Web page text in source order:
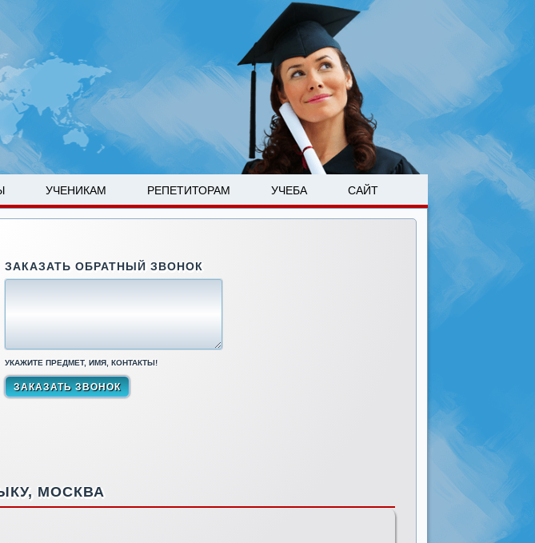
УЧЕНИКАМ РЕПЕТИТОРАМ УЧЕБА САЙТ
ЗАКАЗАТЬ ОБРАТНЫЙ ЗВОНОК
УКАЖИТЕ ПРЕДМЕТ, ИМЯ, КОНТАКТЫ!
МОСКВА